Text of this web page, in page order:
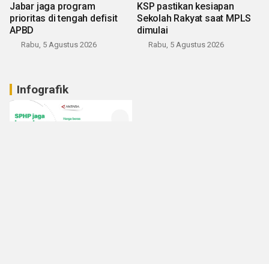
Jabar jaga program
prioritas di tengah defisit
APBD
Rabu, 5 Agustus 2026
KSP pastikan kesiapan
Sekolah Rakyat saat MPLS
dimulai
Rabu, 5 Agustus 2026
Infografik